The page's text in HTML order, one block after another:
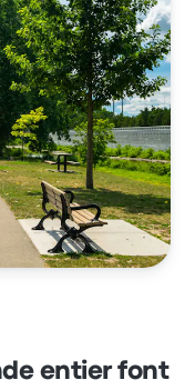
entier font